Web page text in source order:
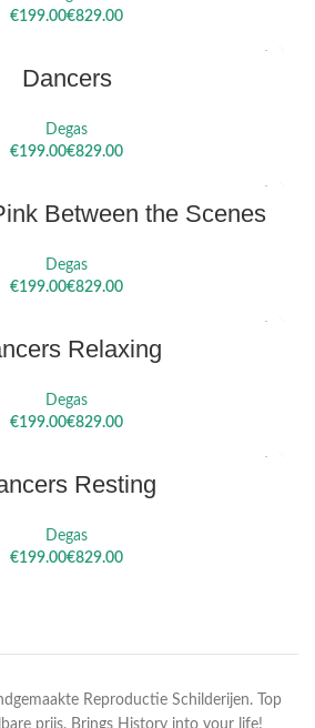
€
€
Dancers
Degas
€
€
Between the Scenes
Degas
€
€
Relaxing
Degas
€
€
Resting
Degas
€
€
Reproductie Schilderijen. Top
prijs. Brings History into your life!